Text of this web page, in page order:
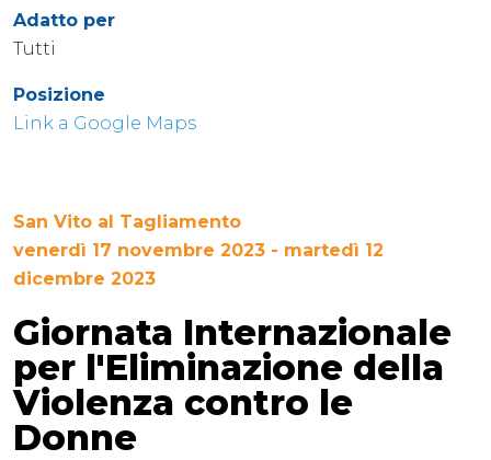
Adatto per
Tutti
Posizione
Link a Google Maps
San Vito al Tagliamento
venerdì 17 novembre 2023 - martedì 12
dicembre 2023
Giornata Internazionale
per l'Eliminazione della
Violenza contro le
Donne